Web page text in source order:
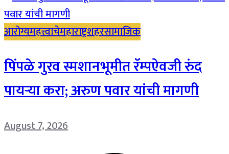
आरोग्यमहत्त्वाचेमहाराष्ट्रशहरसामाजिक
पिंपळे गुरव स्मशानभूमीत रॅम्पऐवजी रुंद
पायऱ्या करा; अरुण पवार यांची मागणी
August 7, 2026